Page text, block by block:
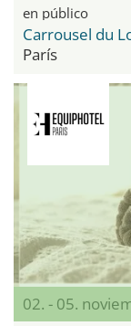
en público
Carrousel du
París
02. - 05.